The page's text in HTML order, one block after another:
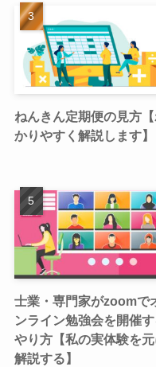
ねんきん定期便の見方
かりやすく解説します】
士業・専門家がzoomで
ンライン勉強会を開催
やり方【私の実体験を
解説する】